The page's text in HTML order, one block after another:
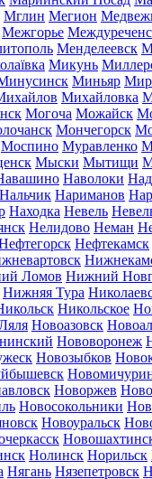
Мглин Мегион
Межгорье
Менделеевск
Микунь
Миньяр
Михайловка
Могоча Можайск
Мончегорск
Моспино Муравленко
Мыски Мытищи
Наволоки
Нальчик Нариманов
Находка Невель
Нелидово Неман
Нефтекамск
Ломов Нижний
Нижняя Тура
Никольское
Новоазовск
Нововоронеж
Новозыбков
Новоржев
Новосокольники
Новоуральск
Нолинск Норильск
Нягань Нязепетровск